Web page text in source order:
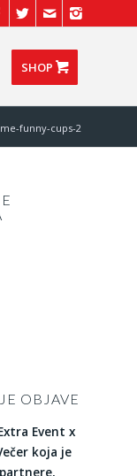
SHOP
funny-cups-2
OBJAVE
Event x
koja je